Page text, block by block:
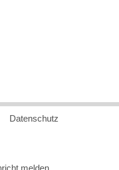
Datenschutz